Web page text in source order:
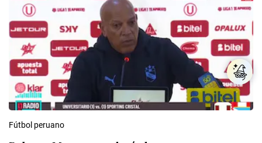
Fútbol peruano